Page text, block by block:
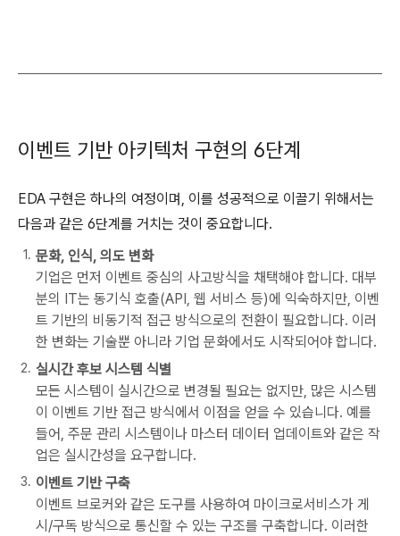
이벤트 기반 아키텍처 구현의 6단계
EDA 구현은 하나의 여정이며, 이를 성공적으로 이끌기 위해서는
다음과 같은 6단계를 거치는 것이 중요합니다.
문화, 인식, 의도 변화
기업은 먼저 이벤트 중심의 사고방식을 채택해야 합니다. 대부
분의 IT는 동기식 호출(API, 웹 서비스 등)에 익숙하지만, 이벤
트 기반의 비동기적 접근 방식으로의 전환이 필요합니다. 이러
한 변화는 기술뿐 아니라 기업 문화에서도 시작되어야 합니다.
실시간 후보 시스템 식별
모든 시스템이 실시간으로 변경될 필요는 없지만, 많은 시스템
이 이벤트 기반 접근 방식에서 이점을 얻을 수 있습니다. 예를
들어, 주문 관리 시스템이나 마스터 데이터 업데이트와 같은 작
업은 실시간성을 요구합니다.
이벤트 기반 구축
이벤트 브로커와 같은 도구를 사용하여 마이크로서비스가 게
시/구독 방식으로 통신할 수 있는 구조를 구축합니다. 이러한